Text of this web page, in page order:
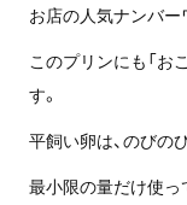
お店の人気ナンバー
このプリンにも「お
す。
平飼い卵は、のびの
最小限の量だけ使っ